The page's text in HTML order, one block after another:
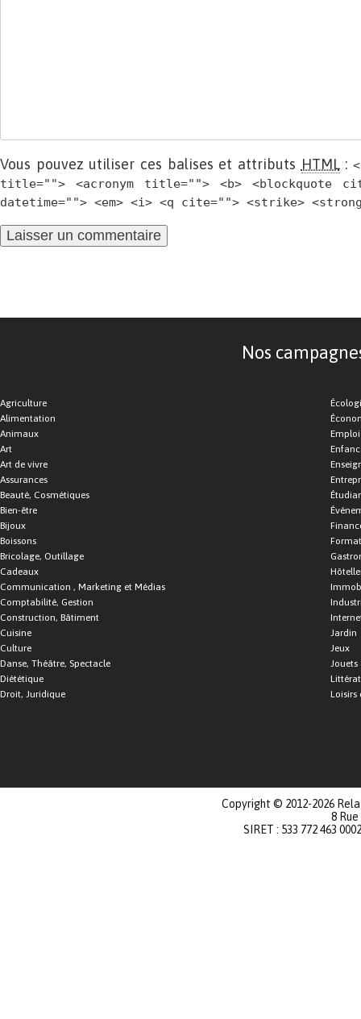
Vous pouvez utiliser ces balises et attributs HTML:
title=""> <acronym title=""> <b> <blockquote
datetime=""> <em> <i> <q cite=""> <strike>
Nos
Agriculture
Alimentation
Animaux
Art
Art de vivre
Assurances
Beauté, Cosmétiques
Bien-être
Bijoux
Boissons
Bricolage, Outillage
Cadeaux
Communication , Marketing et Médias
Comptabilité, Gestion
Construction, Bâtiment
Cuisine
Culture
Danse, Théâtre, Spectacle
Diététique
Droit, Juridique
Emploi
Jardin
Jeux
Jouets
Loisirs
Copyright © 2012-2026
8
SIRET : 533 772 463